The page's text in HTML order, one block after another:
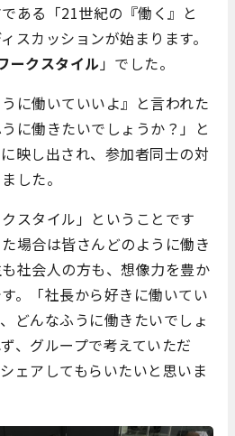
ある「21世紀の『働く』と
スカッションが始まります。
ークスタイル」でした。
に働いていいよ』と言われた
に働きたいでしょうか？」と
映し出され、参加者同士の対
した。
スタイル」ということです
場合は皆さんどのように働き
社会人の方も、想像力を豊か
。「社長から好きに働いてい
どんなふうに働きたいでしょ
、グループで考えていただ
ェアしてもらいたいと思いま